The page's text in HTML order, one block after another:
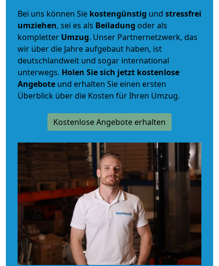
Bei uns können Sie kostengünstig und stressfrei
umziehen, sei es als Beiladung oder als
kompletter Umzug. Unser Partnernetzwerk, das
wir über die Jahre aufgebaut haben, ist
deutschlandweit und sogar international
unterwegs. Holen Sie sich jetzt kostenlose
Angebote und erhalten Sie einen ersten
Überblick über die Kosten für Ihren Umzug.
Kostenlose Angebote erhalten